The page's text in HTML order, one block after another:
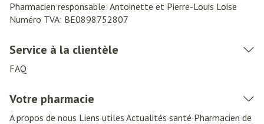
Pharmacien responsable: Antoinette et Pierre-Louis Loise
Numéro TVA: BE0898752807
Service à la clientèle
FAQ
Votre pharmacie
A propos de nous Liens utiles Actualités santé Pharmacien de